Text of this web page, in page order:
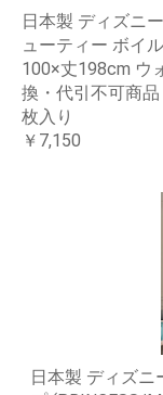
日本製 ディズニ
ューティー ボイ
100×丈198cm ウ
換・代引不可商
枚入り
￥7,150
日本製 ディズ